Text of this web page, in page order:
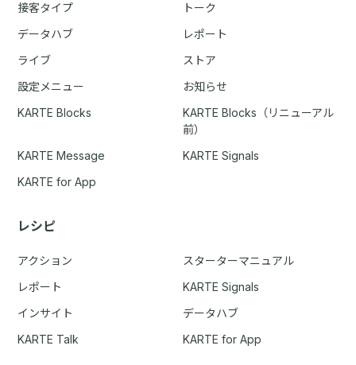
接客タイプ
トーク
データハブ
レポート
ライブ
ストア
設定メニュー
お知らせ
KARTE Blocks
KARTE Blocks（リニューアル
前）
KARTE Message
KARTE Signals
KARTE for App
レシピ
アクション
スターターマニュアル
レポート
KARTE Signals
インサイト
データハブ
KARTE Talk
KARTE for App